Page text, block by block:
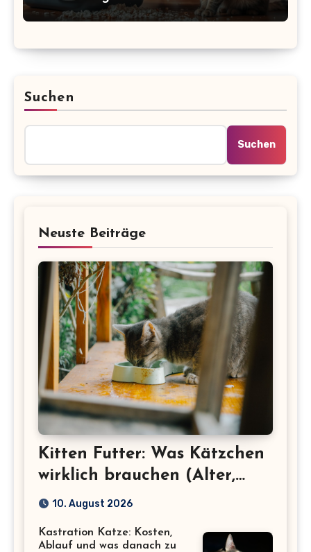
Suchen
Suchen
Neuste Beiträge
Kitten Futter: Was Kätzchen
wirklich brauchen (Alter,
Menge, Inhaltsstoffe)
10. August 2026
Kastration Katze: Kosten,
Ablauf und was danach zu